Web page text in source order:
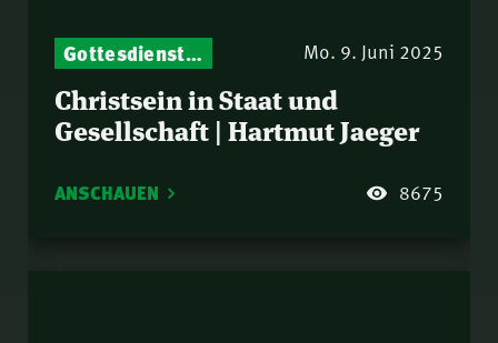
Gottesdienst-Botschaften – Jeden Sonntag neu: Aktuelle Predigten vom Mitternachtsruf Mo. 9. Juni 2025
Christsein in Staat und
Gesellschaft | Hartmut Jaeger
ANSCHAUEN 8675